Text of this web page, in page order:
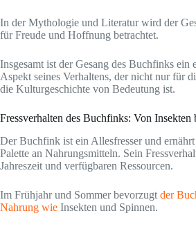
In der Mythologie und Literatur wird der
für Freude und Hoffnung betrachtet.
Insgesamt ist der Gesang des Buchfinks
Aspekt seines Verhaltens, der nicht nur für
die Kulturgeschichte von Bedeutung ist.
Fressverhalten des Buchfinks: Von Insekten
Der Buchfink ist ein Allesfresser und
Palette an Nahrungsmitteln. Sein
Jahreszeit und verfügbaren Ressourcen.
Im Frühjahr und Sommer bevorzugt der
Nahrung wie Insekten und Spinnen.